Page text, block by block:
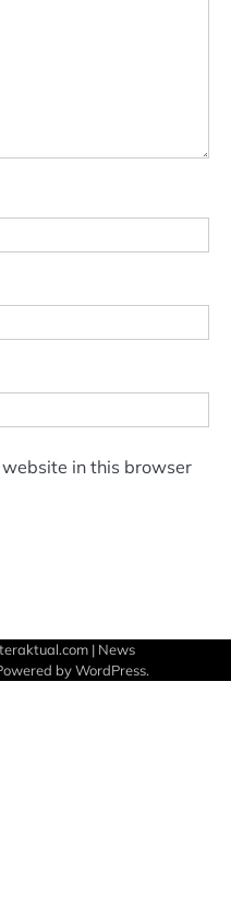
in this browser
| News
byWordPress.